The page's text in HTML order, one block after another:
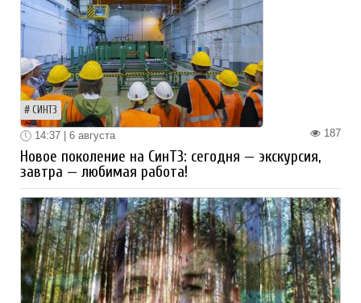
СИНТЗ
187
14:37 | 6 августа
Новое поколение на СинТЗ: сегодня — экскурсия,
завтра — любимая работа!